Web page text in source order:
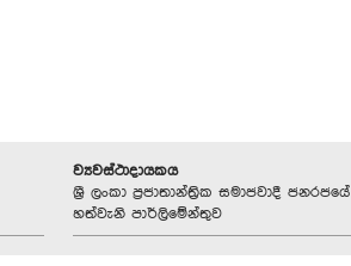
ව්‍යවස්ථාදායකය
ශ්‍රී ලංකා ප්‍රජාතාන්ත්‍රික සමාජවාදී ජනරජයේ
හත්වැනි පාර්ලිමේන්තුව